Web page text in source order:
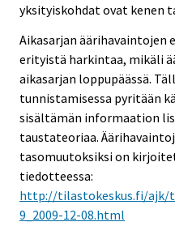
yksityiskohdat ovat kenen
Aikasarjan äärihavaintojen
erityistä harkintaa, mikäli
aikasarjan loppupäässä.
tunnistamisessa pyritään
sisältämän informaation
taustateoriaa.
tasomuutoksiksi on
tiedotteessa:
http://tilastokeskus.fi/ajk/
9_2009-12-08.html